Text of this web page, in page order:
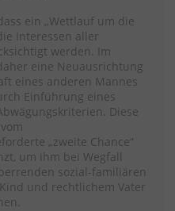
ein „Wettlauf um die
Interessen aller
werden. Im
eine Neuausrichtung
eines anderen Mannes
Einführung eines
Diese
„zweite Chance“
um ihm bei Wegfall
sozial-familiären
und rechtlichem Vater